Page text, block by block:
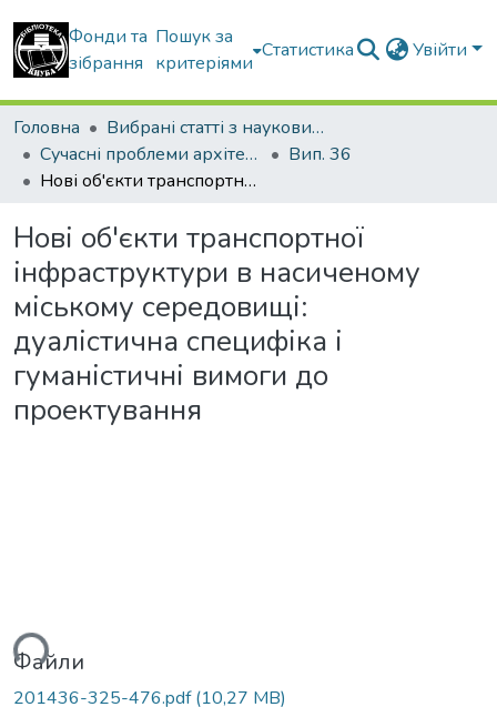
Фонди та
зібрання
Пошук за
критеріями
Статистика Увійти
Головна
Вибрані статті з наукових збірників КНУБА
Сучасні проблеми архітектури та містобудування
Вип. 36
Нові об'єкти транспортної інфраструктури в насиченому міському середовищі: дуалістична специфіка і гуманістичні вимоги до проектування
Нові об'єкти транспортної
інфраструктури в насиченому
міському середовищі:
дуалістична специфіка і
гуманістичні вимоги до
проектування
Файли
201436-325-476.pdf(10,27 MB)